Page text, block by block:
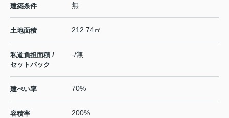
建築条件 無
土地面積 212.74㎡
私道負担面積 /
セットバック
-/無
建ぺい率 70%
容積率 200%